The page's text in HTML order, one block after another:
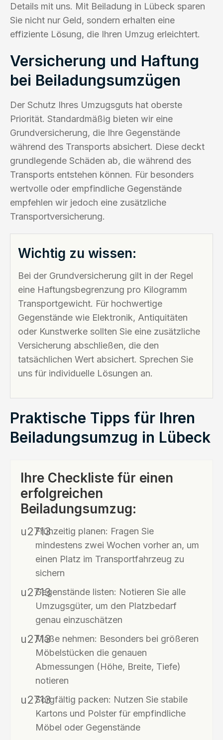
Details mit uns. Mit Beiladung in Lübeck sparen
Sie nicht nur Geld, sondern erhalten eine
effiziente Lösung, die Ihren Umzug erleichtert.
Versicherung und Haftung
bei Beiladungsumzügen
Der Schutz Ihres Umzugsguts hat oberste
Priorität. Standardmäßig bieten wir eine
Grundversicherung, die Ihre Gegenstände
während des Transports absichert. Diese deckt
grundlegende Schäden ab, die während des
Transports entstehen können. Für besonders
wertvolle oder empfindliche Gegenstände
empfehlen wir jedoch eine zusätzliche
Transportversicherung.
Wichtig zu wissen:
Bei der Grundversicherung gilt in der Regel
eine Haftungsbegrenzung pro Kilogramm
Transportgewicht. Für hochwertige
Gegenstände wie Elektronik, Antiquitäten
oder Kunstwerke sollten Sie eine zusätzliche
Versicherung abschließen, die den
tatsächlichen Wert absichert. Sprechen Sie
uns für individuelle Lösungen an.
Praktische Tipps für Ihren
Beiladungsumzug in Lübeck
Ihre Checkliste für einen
erfolgreichen
Beiladungsumzug:
Frühzeitig planen: Fragen Sie
mindestens zwei Wochen vorher an, um
einen Platz im Transportfahrzeug zu
sichern
Gegenstände listen: Notieren Sie alle
Umzugsgüter, um den Platzbedarf
genau einzuschätzen
Maße nehmen: Besonders bei größeren
Möbelstücken die genauen
Abmessungen (Höhe, Breite, Tiefe)
notieren
Sorgfältig packen: Nutzen Sie stabile
Kartons und Polster für empfindliche
Möbel oder Gegenstände